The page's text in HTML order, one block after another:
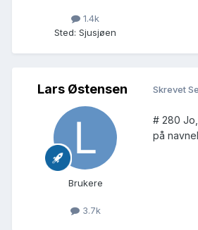
1.4k
Sted: Sjusjøen
Lars Østensen
Brukere
3.7k
Skrevet
# 280
på